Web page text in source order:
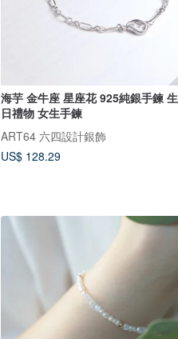
海芋 金牛座 星座花 925純銀手鍊 生
日禮物 女生手鍊
ART64 六四設計銀飾
US$ 128.29